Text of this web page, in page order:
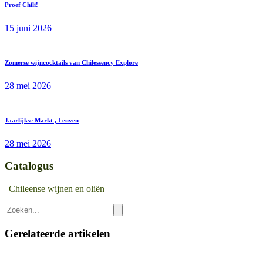
Proef Chili!
15 juni 2026
Zomerse wijncocktails van Chilessency Explore
28 mei 2026
Jaarlijkse Markt , Leuven
28 mei 2026
Catalogus
Chileense wijnen en oliën
Zoeken
Gerelateerde artikelen